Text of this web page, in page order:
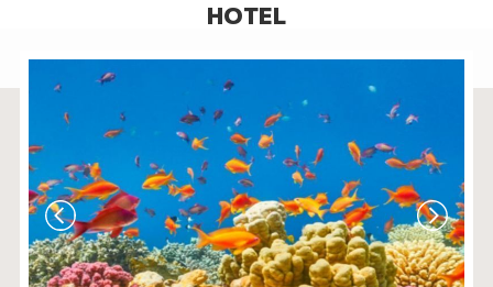
ЕВРОПА
ГЪРЦИЯ
ТУРЦИЯ
СЕПТЕМВРИЙСКИ ПРАЗНИЦИ
ПОЧИВКИ В ТУРЦИЯ 2026
HOTEL